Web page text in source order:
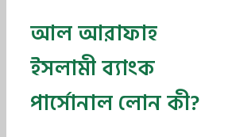
আল আরাফাহ
ইসলামী ব্যাংক
পার্সোনাল লোন কী?